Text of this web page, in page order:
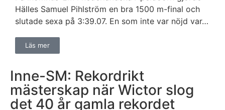
Hälles Samuel Pihlström en bra 1500 m-final och
slutade sexa på 3:39.07. En som inte var nöjd var…
Läs mer
Inne-SM: Rekordrikt
mästerskap när Wictor slog
det 40 år gamla rekordet